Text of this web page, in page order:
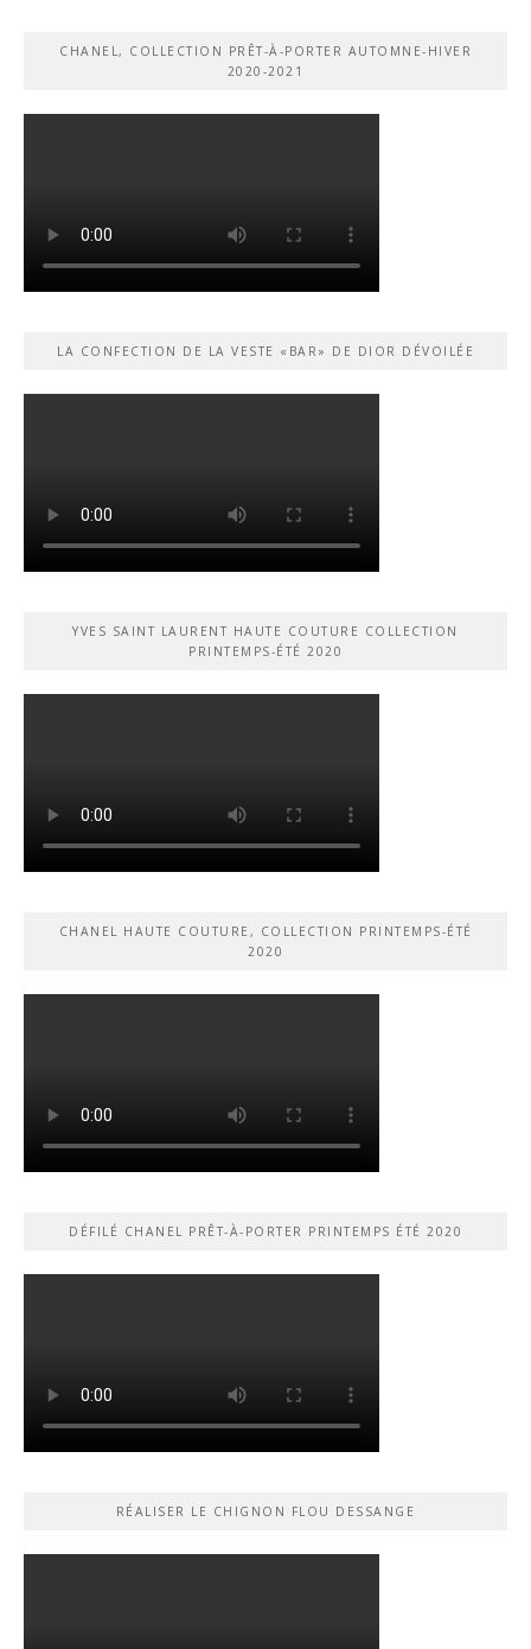
CHANEL, COLLECTION PRÊT-À-PORTER AUTOMNE-HIVER
2020-2021
LA CONFECTION DE LA VESTE «BAR» DE DIOR DÉVOILÉE
YVES SAINT LAURENT HAUTE COUTURE COLLECTION
PRINTEMPS-ÉTÉ 2020
CHANEL HAUTE COUTURE, COLLECTION PRINTEMPS-ÉTÉ
2020
DÉFILÉ CHANEL PRÊT-À-PORTER PRINTEMPS ÉTÉ 2020
RÉALISER LE CHIGNON FLOU DESSANGE